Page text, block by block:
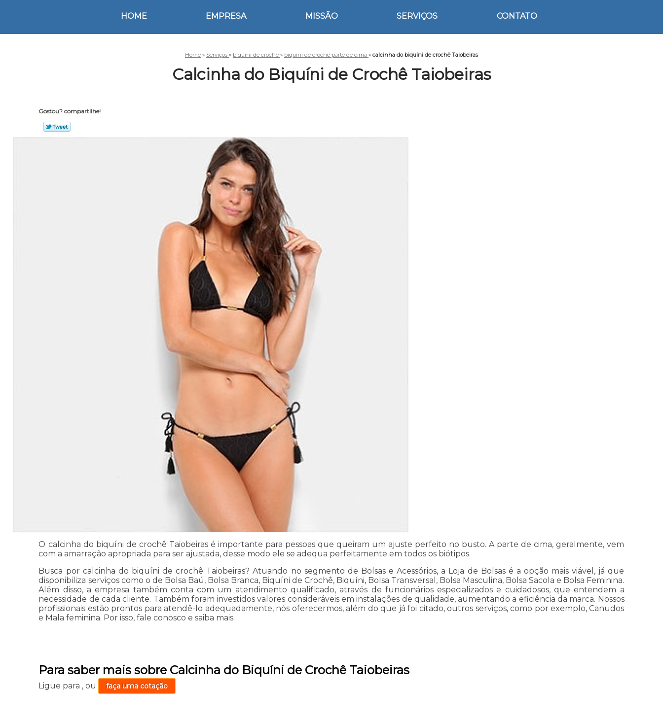
HOME EMPRESA MISSÃO SERVIÇOS CONTATO
Home » Serviços » biquíni de crochê » biquíni de crochê parte de cima » calcinha do biquíni de crochê Taiobeiras
Calcinha do Biquíni de Crochê Taiobeiras
Gostou? compartilhe!
O calcinha do biquíni de crochê Taiobeiras é importante para pessoas que queiram um ajuste perfeito no busto. A parte de cima, geralmente, vem
com a amarração apropriada para ser ajustada, desse modo ele se adequa perfeitamente em todos os biótipos.
Busca por calcinha do biquíni de crochê Taiobeiras? Atuando no segmento de Bolsas e Acessórios, a Loja de Bolsas é a opção mais viável, já que
disponibiliza serviços como o de Bolsa Baú, Bolsa Branca, Biquíni de Crochê, Biquíni, Bolsa Transversal, Bolsa Masculina, Bolsa Sacola e Bolsa Feminina.
Além disso, a empresa também conta com um atendimento qualificado, através de funcionários especializados e cuidadosos, que entendem a
necessidade de cada cliente. Também foram investidos valores consideráveis em instalações de qualidade, aumentando a eficiência da marca. Nossos
profissionais estão prontos para atendê-lo adequadamente, nós oferecermos, além do que já foi citado, outros serviços, como por exemplo, Canudos
e Mala feminina. Por isso, fale conosco e saiba mais.
Para saber mais sobre Calcinha do Biquíni de Crochê Taiobeiras
Ligue para ,ou faça uma cotação